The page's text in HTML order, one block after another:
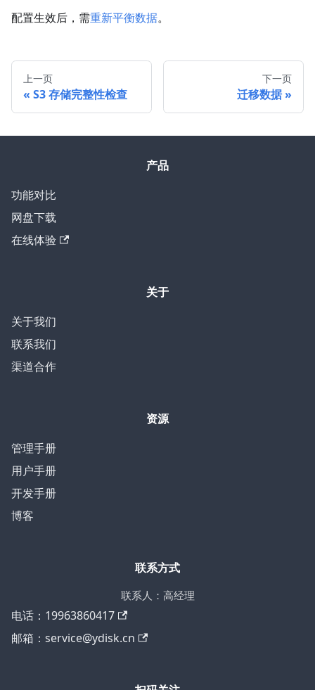
配置生效后，需重新平衡数据。
上一页
S3 存储完整性检查
下一页
迁移数据
产品
功能对比
网盘下载
在线体验
关于
关于我们
联系我们
渠道合作
资源
管理手册
用户手册
开发手册
博客
联系方式
联系人：高经理
电话：19963860417
邮箱：service@ydisk.cn